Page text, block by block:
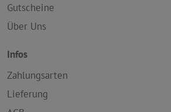
Gutscheine
Über Uns
Infos
Zahlungsarten
Lieferung